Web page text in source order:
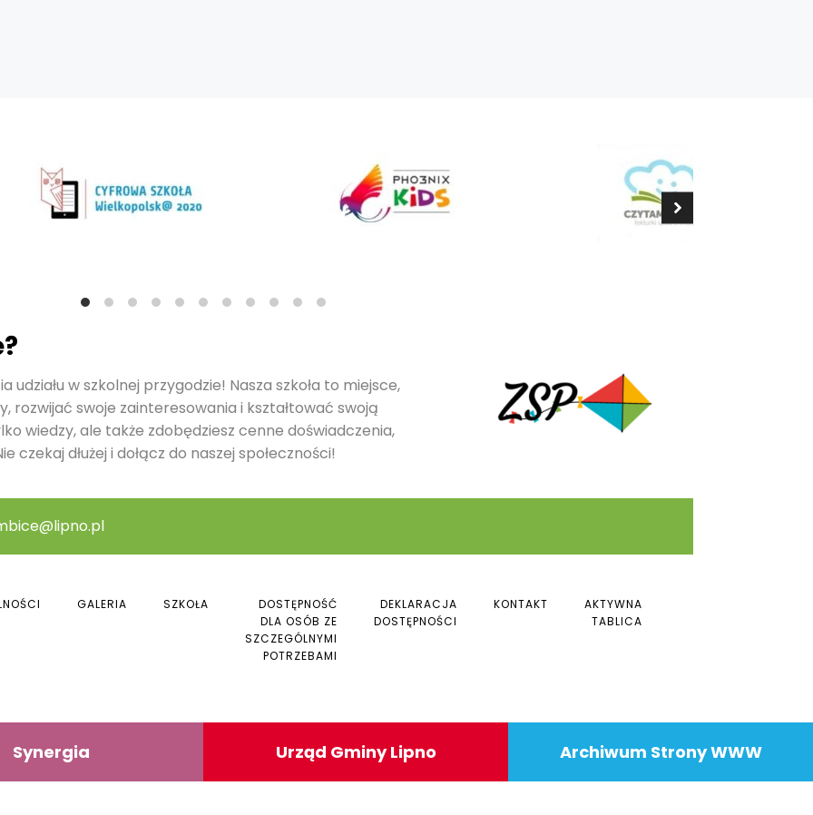
udziału w szkolnej przygodzie! Nasza szkoła to miejsce,
rozwijać swoje zainteresowania i kształtować swoją
wiedzy, ale także zdobędziesz cenne doświadczenia,
czekaj dłużej i dołącz do naszej społeczności!
GALERIA SZKOŁA
DOSTĘPNOŚĆ
DLA OSÓB ZE
SZCZEGÓLNYMI
POTRZEBAMI
DEKLARACJA
DOSTĘPNOŚCI
KONTAKT
AKTYWNA
TABLICA
Synergia Urząd Gminy Lipno Archiwum Strony WWW